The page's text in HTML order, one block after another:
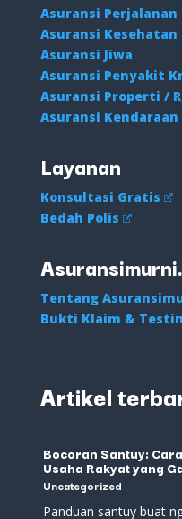
Asuransi Perjalanan
Asuransi Kesehatan
Asuransi Jiwa
Asuransi Penyakit
Asuransi Properti /
Asuransi Kendaraan
Layanan
Konsultasi Gratis
Bedah Polis
Tentang
Bukti Klaim &
Artikel
Bocoran Santuy:
Usaha Rakyat yang
Uncategorized
Panduan santuy buat